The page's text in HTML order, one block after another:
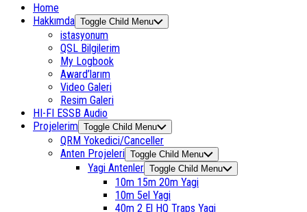
Home
Hakkımda Toggle Child Menu
istasyonum
QSL Bilgilerim
My Logbook
Award’larım
Video Galeri
Resim Galeri
HI-FI ESSB Audio
Projelerim Toggle Child Menu
QRM Yokedici/Canceller
Anten Projeleri Toggle Child Menu
Yagi Antenler Toggle Child Menu
10m 15m 20m Yagi
10m 5el Yagi
40m 2 El HQ Traps Yagi